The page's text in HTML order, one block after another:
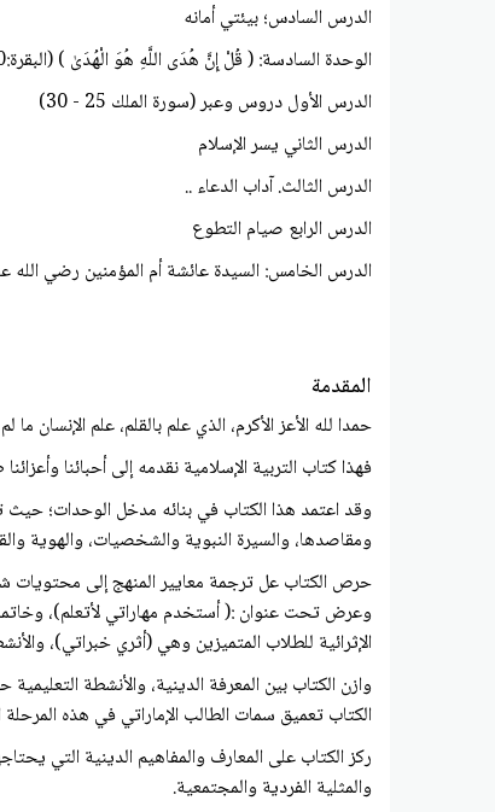
الدرس السادس؛ بيئتي أمانه
الوحدة السادسة: ( قُلْ إِنَّ هُدَى اللَّهِ هُوَ الْهُدَىٰ ) (البقرة:120)
الدرس الأول دروس وعبر (سورة الملك 25 - 30)
الدرس الثاني يسر الإسلام
الدرس الثالث. آداب الدعاء ..
الدرس الرابع صيام التطوع
الدرس الخامس: السيدة عائشة أم المؤمنين رضي الله
المقدمة
حمدا لله الأعز الأكرم، الذي علم بالقلم، علم
فهذا كتاب التربية الإسلامية نقدمه إلى أحبائنا
وقد اعتمد هذا الكتاب في بنائه مدخل الوحدات؛
ومقاصدها، والسيرة النبوية والشخصيات، والهوية
حرص الكتاب عل ترجمة معايير المنهج إلى محتويات
وعرض تحت عنوان :( أستخدم مهاراتي لأتعلم)،
الإثرائية للطلاب المتميزين وهي (أثري خبراتي)،
وازن الكتاب بين المعرفة الدينية، والأنشطة
الكتاب تعميق سمات الطالب الإماراتي في هذه المرحلة
ركز الكتاب على المعارف والمفاهيم الدينية التي
والمثلية الفردية والمجتمعية.